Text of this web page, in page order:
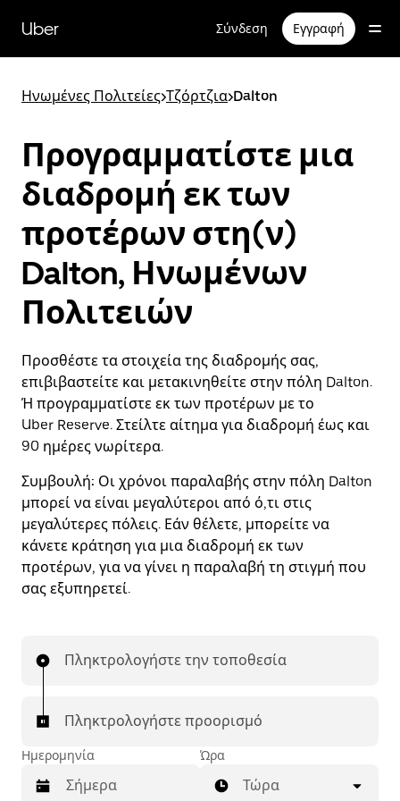
κύριο
περιεχόμενο
Uber Σύνδεση Εγγραφή
Ηνωμένες Πολιτείες>Τζόρτζια>Dalton
Προγραμματίστε μια
διαδρομή εκ των
προτέρων στη(ν)
Dalton, Ηνωμένων
Πολιτειών
Προσθέστε τα στοιχεία της διαδρομής σας,
επιβιβαστείτε και μετακινηθείτε στην πόλη Dalton.
Ή προγραμματίστε εκ των προτέρων με το
Uber Reserve. Στείλτε αίτημα για διαδρομή έως και
90 ημέρες νωρίτερα.
Συμβουλή: Οι χρόνοι παραλαβής στην πόλη Dalton
μπορεί να είναι μεγαλύτεροι από ό,τι στις
μεγαλύτερες πόλεις. Εάν θέλετε, μπορείτε να
κάνετε κράτηση για μια διαδρομή εκ των
προτέρων, για να γίνει η παραλαβή τη στιγμή που
σας εξυπηρετεί.
Πληκτρολογήστε την τοποθεσία
Πληκτρολογήστε προορισμό
Ημερομηνία Ώρα
Τώρα